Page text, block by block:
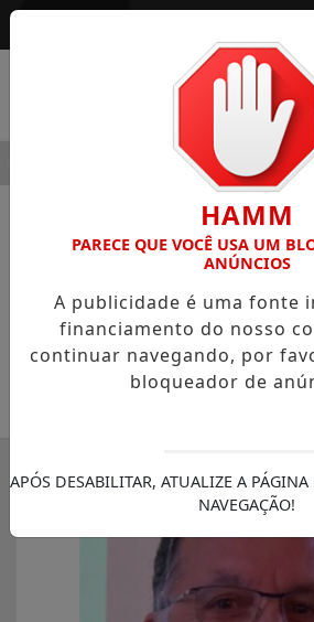
HOSPITAL
COLUNISTAS
Sentimento Involuntário
Colunista Paulo Eduardo
Fonseca
HAMM
PARECE QUE VOCÊ USA UM
ANÚNCIOS
A publicidade é uma fonte
financiamento do nosso
continuar navegando, por
bloqueador de
APÓS DESABILITAR, ATUALIZE A
NAVEGAÇÃO!